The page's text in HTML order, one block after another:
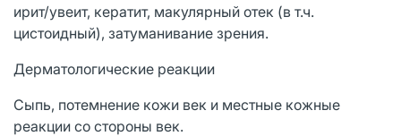
ирит/увеит, кератит, макулярный отек (в т.ч.
цистоидный), затуманивание зрения.
Дерматологические реакции
Сыпь, потемнение кожи век и местные кожные
реакции со стороны век.